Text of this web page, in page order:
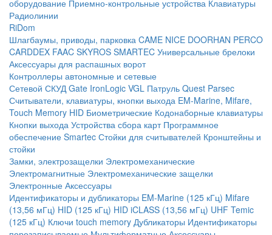
оборудование Приемно-контрольные устройства Клавиатуры
Радиолинии
RiDom
Шлагбаумы, приводы, парковка CAME NICE DOORHAN PERCO
CARDDEX FAAC SKYROS SMARTEC Универсальные брелоки
Аксессуары для распашных ворот
Контроллеры автономные и сетевые
Сетевой СКУД Gate IronLogic VGL Патруль Quest Parsec
Считыватели, клавиатуры, кнопки выхода EM-Marine, Mifare,
Touch Memory HID Биометрические Кодонаборные клавиатуры
Кнопки выхода Устройства сбора карт Программное
обеспечение Smartec Стойки для считывателей Кронштейны и
стойки
Замки, электрозащелки Электромеханические
Электромагнитные Электромеханические защелки
Электронные Аксессуары
Идентификаторы и дубликаторы EM-Marine (125 кГц) Mifare
(13,56 мГц) HID (125 кГц) HID iCLASS (13,56 мГц) UHF Temic
(125 кГц) Ключи touch memory Дубликаторы Идентификаторы